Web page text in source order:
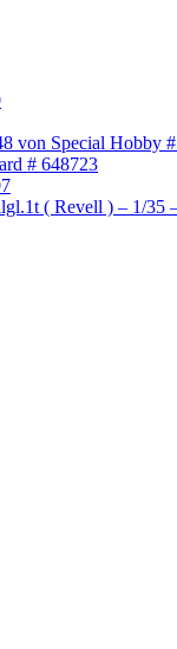
von Special Hobby
# 648723
( Revell ) – 1/